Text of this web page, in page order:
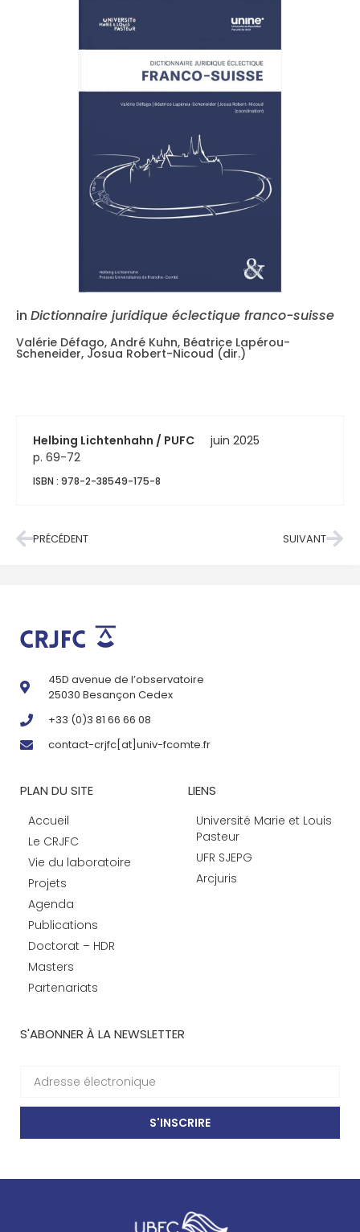
in Dictionnaire juridique éclectique franco-suisse
Valérie Défago, André Kuhn, Béatrice Lapérou-
Scheneider, Josua Robert-Nicoud (dir.)
Helbing Lichtenhahn / PUFC
juin 2025
p. 69-72
ISBN : 978-2-38549-175-8
PRÉCÉDENT SUIVANT
45D avenue de l’observatoire
25030 Besançon Cedex
+33 (0)3 81 66 66 08
contact-crjfc[at]univ-fcomte.fr
PLAN DU SITE
Accueil
Le CRJFC
Vie du laboratoire
Projets
Agenda
Publications
Doctorat – HDR
Masters
Partenariats
LIENS
Université Marie et Louis
Pasteur
UFR SJEPG
Arcjuris
S'ABONNER À LA NEWSLETTER
S'INSCRIRE